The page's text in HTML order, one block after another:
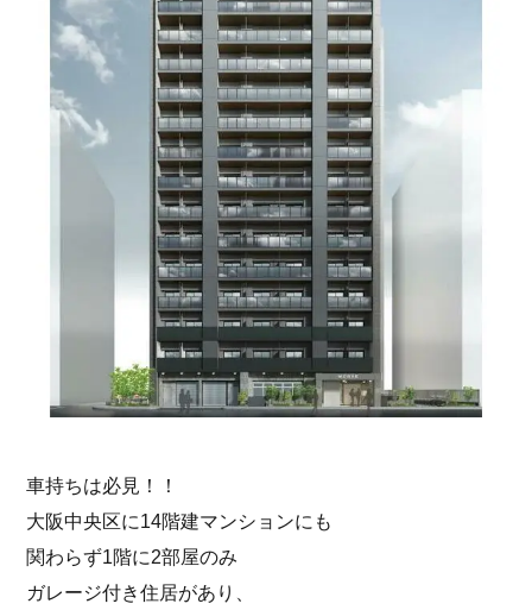
車持ちは必見！！
大阪中央区に14階建マンションにも
関わらず1階に2部屋のみ
ガレージ付き住居があり、